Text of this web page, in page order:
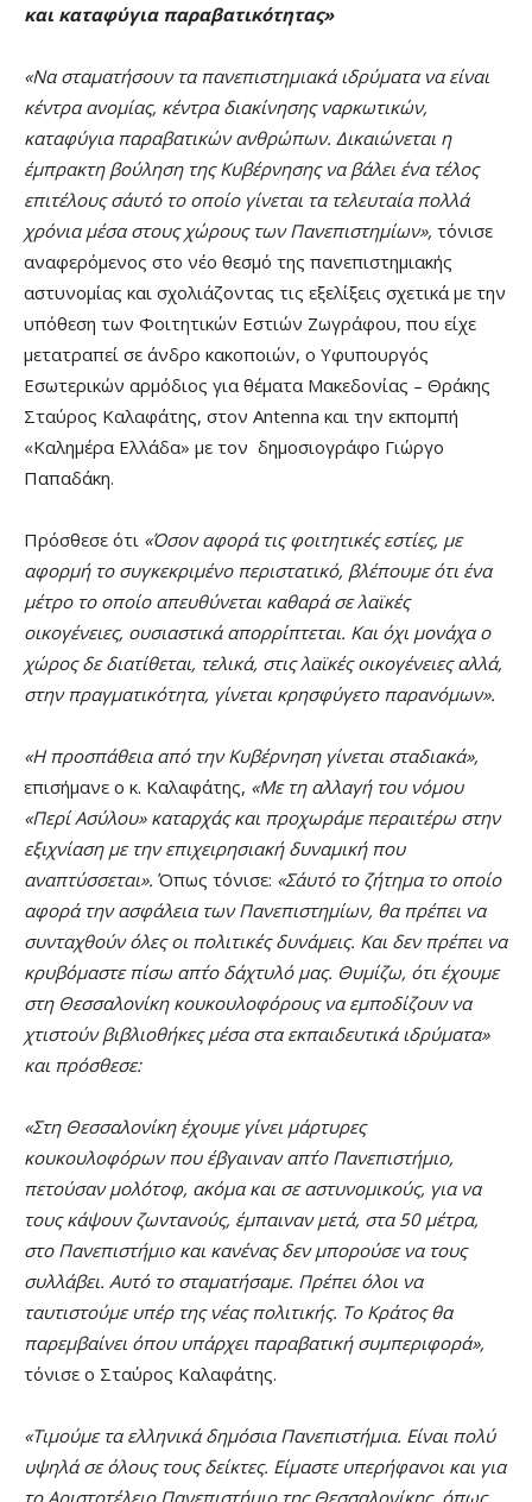
και καταφύγια παραβατικότητας»
«Να σταματήσουν τα πανεπιστημιακά ιδρύματα να είναι
κέντρα ανομίας, κέντρα διακίνησης ναρκωτικών,
καταφύγια παραβατικών ανθρώπων. Δικαιώνεται η
έμπρακτη βούληση της Κυβέρνησης να βάλει ένα τέλος
επιτέλους σ΄αυτό το οποίο γίνεται τα τελευταία πολλά
χρόνια μέσα στους χώρους των Πανεπιστημίων», τόνισε
αναφερόμενος στο νέο θεσμό της πανεπιστημιακής
αστυνομίας και σχολιάζοντας τις εξελίξεις σχετικά με την
υπόθεση των Φοιτητικών Εστιών Ζωγράφου, που είχε
μετατραπεί σε άνδρο κακοποιών, ο Υφυπουργός
Εσωτερικών αρμόδιος για θέματα Μακεδονίας – Θράκης
Σταύρος Καλαφάτης, στον Antenna και την εκπομπή
«Καλημέρα Ελλάδα» με τον δημοσιογράφο Γιώργο
Παπαδάκη.
Πρόσθεσε ότι «Όσον αφορά τις φοιτητικές εστίες, με
αφορμή το συγκεκριμένο περιστατικό, βλέπουμε ότι ένα
μέτρο το οποίο απευθύνεται καθαρά σε λαϊκές
οικογένειες, ουσιαστικά απορρίπτεται. Και όχι μονάχα ο
χώρος δε διατίθεται, τελικά, στις λαϊκές οικογένειες αλλά,
στην πραγματικότητα, γίνεται κρησφύγετο παρανόμων».
«Η προσπάθεια από την Κυβέρνηση γίνεται σταδιακά»,
επισήμανε ο κ. Καλαφάτης, «Με τη αλλαγή του νόμου
«Περί Ασύλου» καταρχάς και προχωράμε περαιτέρω στην
εξιχνίαση με την επιχειρησιακή δυναμική που
αναπτύσσεται». Όπως τόνισε: «Σ΄αυτό το ζήτημα το οποίο
αφορά την ασφάλεια των Πανεπιστημίων, θα πρέπει να
συνταχθούν όλες οι πολιτικές δυνάμεις. Και δεν πρέπει να
κρυβόμαστε πίσω απ΄το δάχτυλό μας. Θυμίζω, ότι έχουμε
στη Θεσσαλονίκη κουκουλοφόρους να εμποδίζουν να
χτιστούν βιβλιοθήκες μέσα στα εκπαιδευτικά ιδρύματα»
και πρόσθεσε:
«Στη Θεσσαλονίκη έχουμε γίνει μάρτυρες
κουκουλοφόρων που έβγαιναν απ΄το Πανεπιστήμιο,
πετούσαν μολότοφ, ακόμα και σε αστυνομικούς, για να
τους κάψουν ζωντανούς, έμπαιναν μετά, στα 50 μέτρα,
στο Πανεπιστήμιο και κανένας δεν μπορούσε να τους
συλλάβει. Αυτό το σταματήσαμε. Πρέπει όλοι να
ταυτιστούμε υπέρ της νέας πολιτικής. Το Κράτος θα
παρεμβαίνει όπου υπάρχει παραβατική συμπεριφορά»,
τόνισε ο Σταύρος Καλαφάτης.
«Τιμούμε τα ελληνικά δημόσια Πανεπιστήμια. Είναι πολύ
υψηλά σε όλους τους δείκτες. Είμαστε υπερήφανοι και για
το Αριστοτέλειο Πανεπιστήμιο της Θεσσαλονίκης, όπως